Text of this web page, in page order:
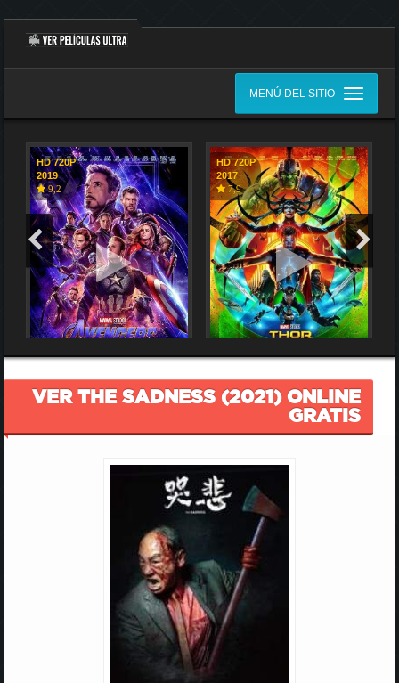
MENÚ DEL SITIO
HD 720P
2019
9,2
HD 720P
2017
7,9
VER THE SADNESS (2021) ONLINE
GRATIS